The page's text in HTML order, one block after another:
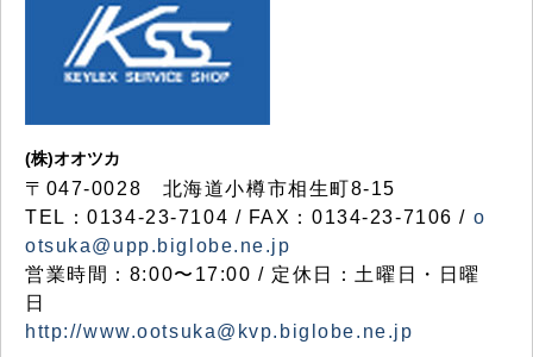
(株)オオツカ
〒047-0028 北海道小樽市相生町8-15
TEL：0134-23-7104 / FAX：0134-23-7106 / o
otsuka@upp.biglobe.ne.jp
営業時間：8:00〜17:00 / 定休日：土曜日・日曜
日
http://www.ootsuka@kvp.biglobe.ne.jp